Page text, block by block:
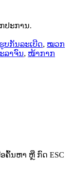
ປະການ.
ບກັນລະເບີດ, ໝວກ
ລາຈົນ, ໜ້າກາກ
ອຄົ້ນຫາ ຫຼື ກົດ ESC